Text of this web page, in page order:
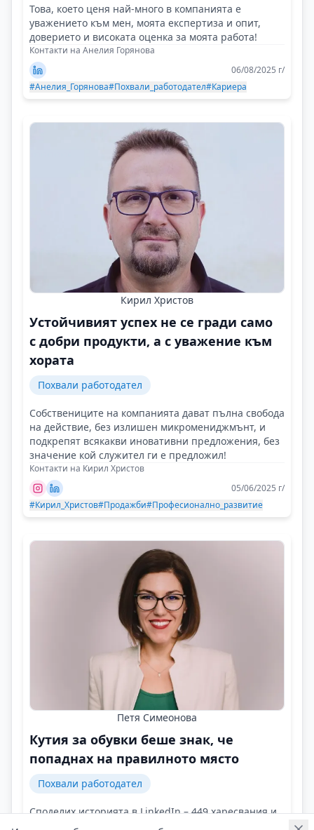
Това, което ценя най-много в компанията е
уважението към мен, моята експертиза и опит,
доверието и високата оценка за моята работа!
Контакти на Анелия Горянова
06/08/2025 г/
#Анелия_Горянова#Похвали_работодател#Кариера
Кирил Христов
Устойчивият успех не се гради само
с добри продукти, а с уважение към
хората
Похвали работодател
Собствениците на компанията дават пълна свобода
на действие, без излишен микромениджмънт, и
подкрепят всякакви иновативни предложения, без
значение кой служител ги е предложил!
Контакти на Кирил Христов
05/06/2025 г/
#Кирил_Христов#Продажби#Професионално_развитие
Петя Симеонова
Кутия за обувки беше знак, че
попаднах на правилното място
Похвали работодател
Споделих историята в LinkedIn – 449 харесвания и
над 30 коментара, в които хората „аплодираха“!